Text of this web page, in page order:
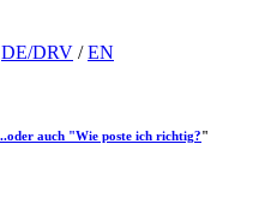
DE/DRV /EN
auch "Wie poste ich richtig?"